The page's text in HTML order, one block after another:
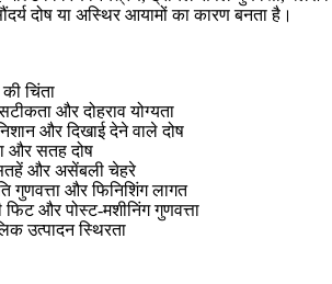
दोष या अस्थिर आयामों का कारण बनता है।
चिंता
और दोहराव योग्यता
और दिखाई देने वाले दोष
और सतह दोष
और असेंबली चेहरे
गुणवत्ता और फिनिशिंग लागत
और पोस्ट-मशीनिंग गुणवत्ता
उत्पादन स्थिरता